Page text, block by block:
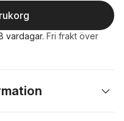
vardagar. Fri frakt över